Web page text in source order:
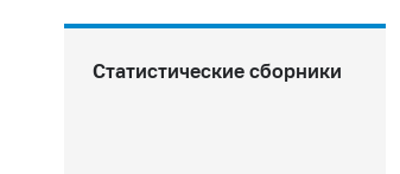
Статистические сборники